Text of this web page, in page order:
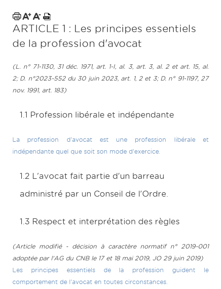
ARTICLE 1 : Les principes essentiels
de la profession d'avocat
(L. n° 71-1130, 31 déc. 1971, art. 1-I, al. 3, art. 3, al. 2 et art. 15, al.
2;D. n°2023-552 du 30 juin 2023, art. 1, 2 et 3; D. n° 91-1197, 27
nov. 1991, art. 183)
1.1 Profession libérale et indépendante
La profession d'avocat est une profession libérale et
indépendante quel que soit son mode d'exercice.
1.2 L'avocat fait partie d'un barreau
administré par un Conseil de l'Ordre.
1.3 Respect et interprétation des règles
(Article modifié - décision à caractère normatif n° 2019-001
adoptée par l'AG du CNB le 17 et 18 mai 2019, JO 29 juin 2019)
Les principes essentiels de la profession guident le
comportement de l'avocat en toutes circonstances.